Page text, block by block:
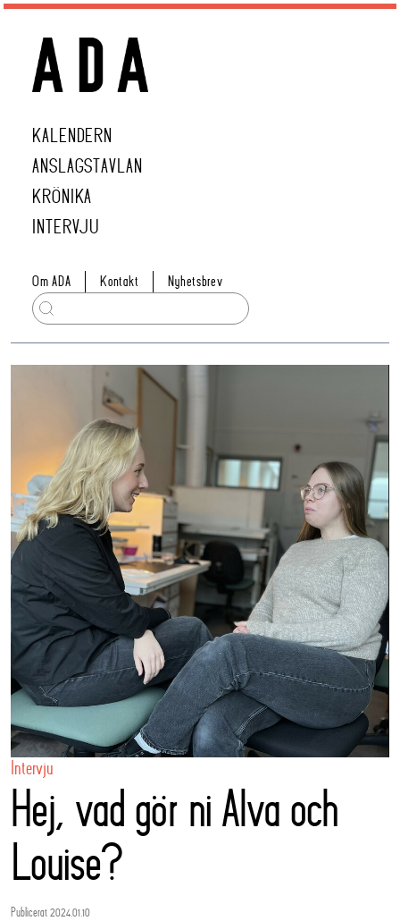
KALENDERN
ANSLAGSTAVLAN
KRÖNIKA
INTERVJU
Om ADA Kontakt Nyhetsbrev
Intervju
Hej, vad gör ni Alva och
Louise?
Publicerat 2024.01.10